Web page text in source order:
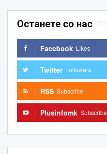
Останете со нас
Facebook Likes
Twitter Followers
RSS Subscribe
Plusinfomk Subscribe